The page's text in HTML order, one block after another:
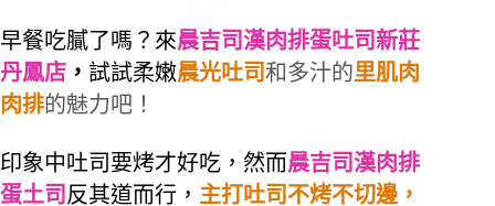
早餐吃膩了嗎？來晨吉司漢肉排蛋吐司新莊
丹鳳店 ， 試試柔嫩晨光吐司和多汁的里肌肉
肉排的魅力吧！
印象中吐司要烤才好吃，然而晨吉司漢肉排
蛋土司 反其道而行， 主打吐司不烤不切邊，